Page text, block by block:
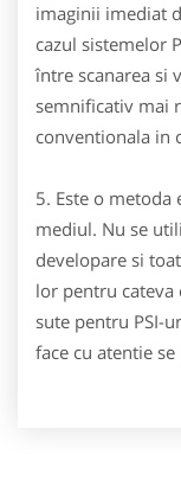
imaginii imediat
cazul sistemelor
între scanarea si
semnificativ mai
conventionala in
5. Este o metoda
mediul. Nu se
developare si
lor pentru cateva
sute pentru PSI-
face cu atentie